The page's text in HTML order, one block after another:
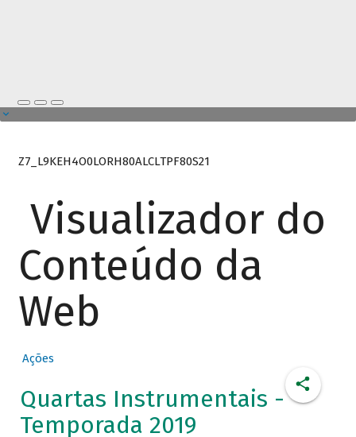
Z7_L9KEH4O0LORH80ALCLTPF80S21
Visualizador do
Conteúdo da
Web
Ações
Quartas Instrumentais -
Temporada 2019